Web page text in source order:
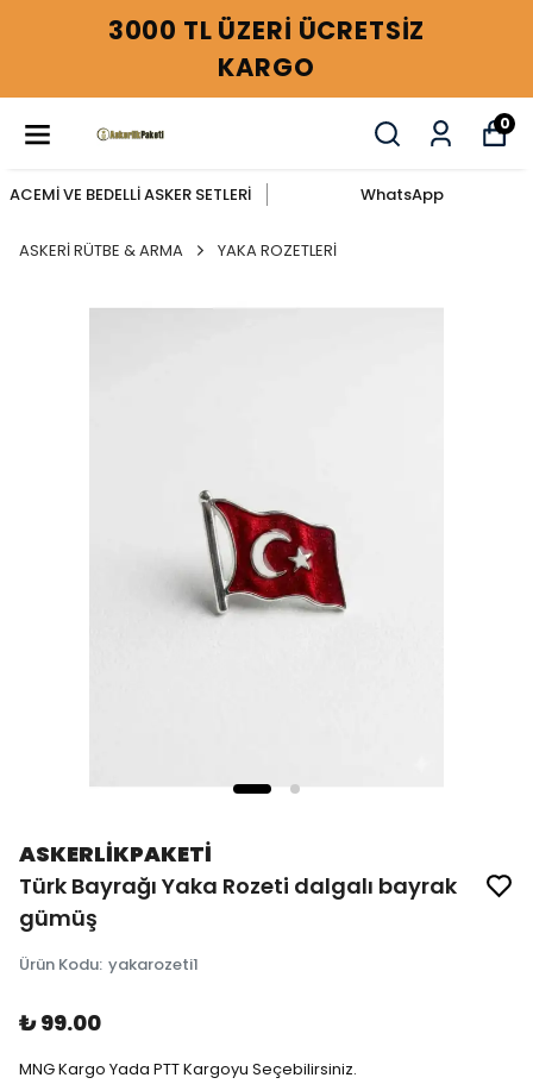
3000 TL ÜZERİ ÜCRETSİZ
KARGO
0
ACEMİ VE BEDELLİ ASKER SETLERİ WhatsApp
ASKERİ RÜTBE & ARMA YAKA ROZETLERİ
ASKERLİKPAKETİ
Türk Bayrağı Yaka Rozeti dalgalı bayrak
gümüş
Ürün Kodu: yakarozeti1
₺ 99.00
MNG Kargo Yada PTT Kargoyu Seçebilirsiniz.